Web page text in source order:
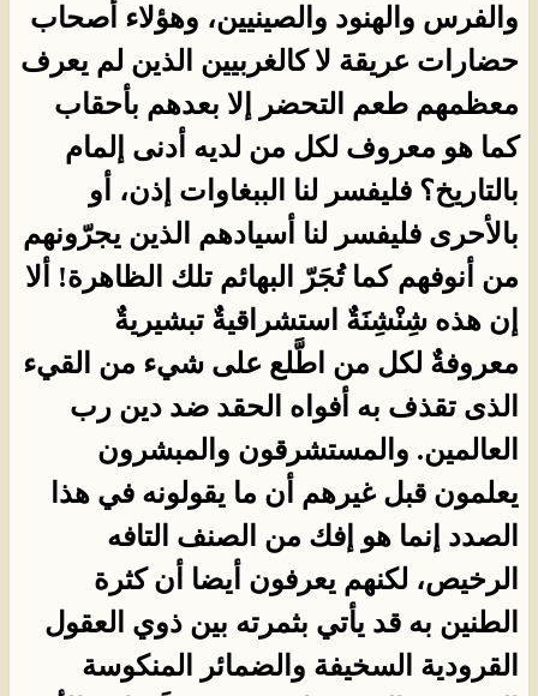
والفرس والهنود والصينيين، وهؤلاء أصحاب
حضارات عريقة لا كالغربيين الذين لم يعرف
معظمهم طعم التحضر إلا بعدهم بأحقاب
كما هو معروف لكل من لديه أدنى إلمام
بالتاريخ؟ فليفسر لنا الببغاوات إذن، أو
بالأحرى فليفسر لنا أسيادهم الذين يجرّونهم
من أنوفهم كما تُجَرّ البهائم تلك الظاهرة! ألا
إن هذه شِنْشِنَةٌ استشراقيةٌ تبشيريةٌ
معروفةٌ لكل من اطَّلع على شيء من القيء
الذى تقذف به أفواه الحقد ضد دين رب
العالمين. والمستشرقون والمبشرون
يعلمون قبل غيرهم أن ما يقولونه في هذا
الصدد إنما هو إفك من الصنف التافه
الرخيص، لكنهم يعرفون أيضا أن كثرة
الطنين به قد يأتي بثمرته بين ذوي العقول
القرودية السخيفة والضمائر المنكوسة